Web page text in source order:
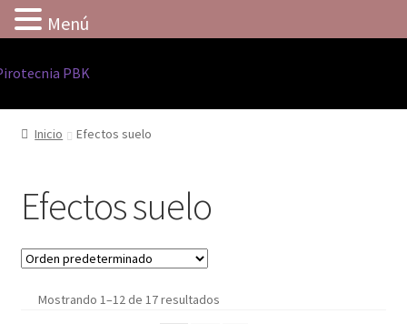
Ir
navegación
Ir
Inicio
Cart
Checkout
Contacto
Inicio Efectos suelo
Efectos suelo
Mostrando 1–12 de 17 resultados
Menú